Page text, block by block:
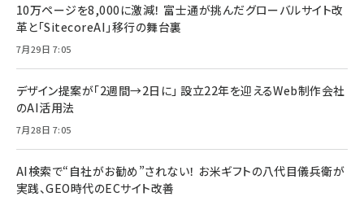
10万ページを8,000に激減！ 富士通が挑んだグローバルサイト改
革と「SitecoreAI」移行の舞台裏
7月29日 7:05
デザイン提案が「2週間→2日に」 設立22年を迎えるWeb制作会社
のAI活用法
7月28日 7:05
AI検索で“自社がお勧め”されない！ お米ギフトの八代目儀兵衛が
実践、GEO時代のECサイト改善